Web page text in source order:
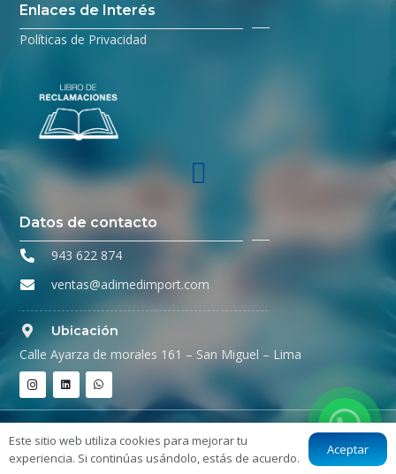
Enlaces de Interés
Políticas de Privacidad
Datos de contacto
943 622 874
ventas@adimedimport.com
Ubicación
Calle Ayarza de morales 161 – San Miguel – Lima
©2026 Todos los derechos reservados ADIMED IMPORT.
Diseñado por Digital Studio
Este sitio web utiliza cookies para mejorar tu
experiencia. Si continúas usándolo, estás de acuerdo.
Aceptar